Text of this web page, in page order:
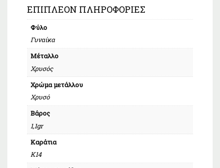
ΕΠΙΠΛΈΟΝ ΠΛΗΡΟΦΟΡΊΕΣ
Φύλο
Γυναίκα
Μέταλλο
Χρυσός
Χρώμα μετάλλου
Χρυσό
Βάρος
1,1gr
Καράτια
Κ14